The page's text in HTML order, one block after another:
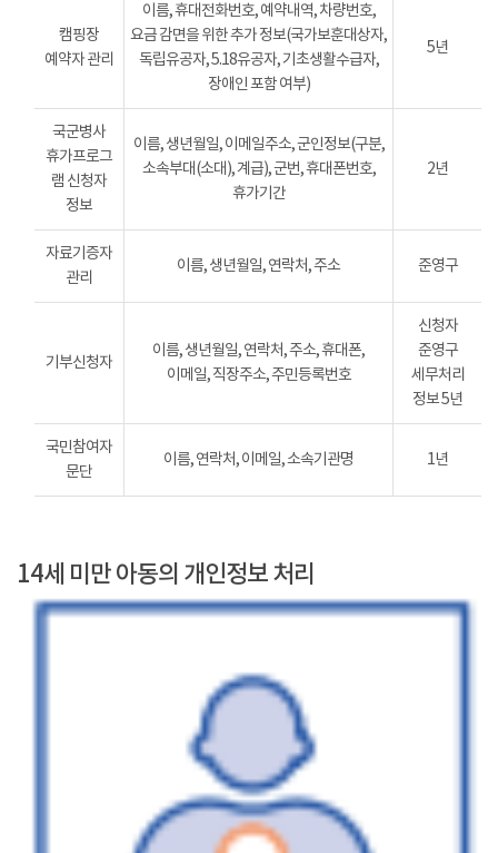
캠핑장
예약자 관리
이름, 휴대전화번호, 예약내역, 차량번호,
요금 감면을 위한 추가 정보(국가보훈대상자,
독립유공자, 5.18유공자, 기초생활수급자,
장애인 포함 여부)
5년
국군병사
휴가프로그
램 신청자
정보
이름, 생년월일, 이메일주소, 군인정보(구분,
소속부대(소대), 계급), 군번, 휴대폰번호,
휴가기간
2년
자료기증자
관리
이름, 생년월일, 연락처, 주소 준영구
기부신청자
이름, 생년월일, 연락처, 주소, 휴대폰,
이메일, 직장주소, 주민등록번호
신청자
준영구
세무처리
정보 5년
국민참여자
문단
이름, 연락처, 이메일, 소속기관명 1년
14세 미만 아동의 개인정보 처리